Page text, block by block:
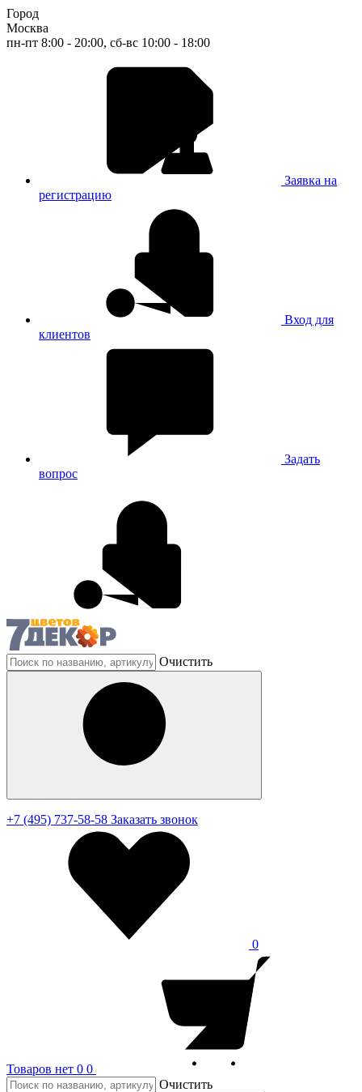
Город
Москва
пн-пт 8:00 - 20:00, сб-вс 10:00 - 18:00
Заявка на
регистрацию
Вход для
клиентов
Задать
вопрос
Очистить
+7 (495) 737-58-58 Заказать звонок
0
Товаров нет 0 0
Очистить